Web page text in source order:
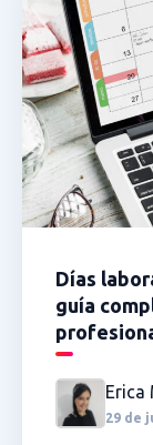
Días
guía
Erica
29 de